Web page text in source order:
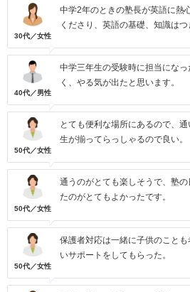
30代／女性
中学2年のときの塾長が英語に熱
くださり、英語の基礎、知識はつ
40代／男性
中学三年生の受験時に担当にな
く、やる気が出たと思います。
50代／女性
とても便利な場所にあるので、
生が揃ってらっしゃるので良い。
50代／女性
通うのがとても楽しそうで、塾
たのがとてもよかったです。
50代／女性
保護者対応は一緒に子供のこと
いサポートをしてもらった。